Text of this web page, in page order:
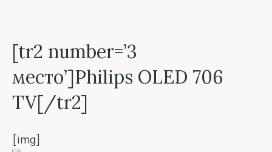
[tr2 number=’3
место’]Philips OLED 706
TV[/tr2]
[img]